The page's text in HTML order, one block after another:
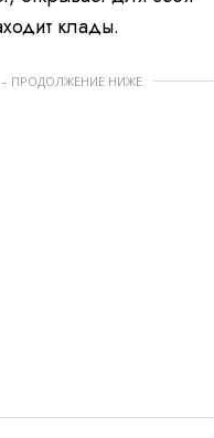
клады.
ПРОДОЛЖЕНИЕ НИЖЕ